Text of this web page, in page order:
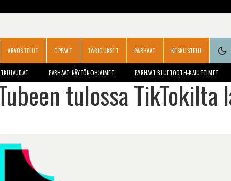
ARVOSTELUT OPPAAT TARJOUKSET PARHAAT KESKUSTELU
PARHAAT NÄYTÖNOHJAIMET PARHAAT BLUETOOTH-KAIUTTIMET
tulossa